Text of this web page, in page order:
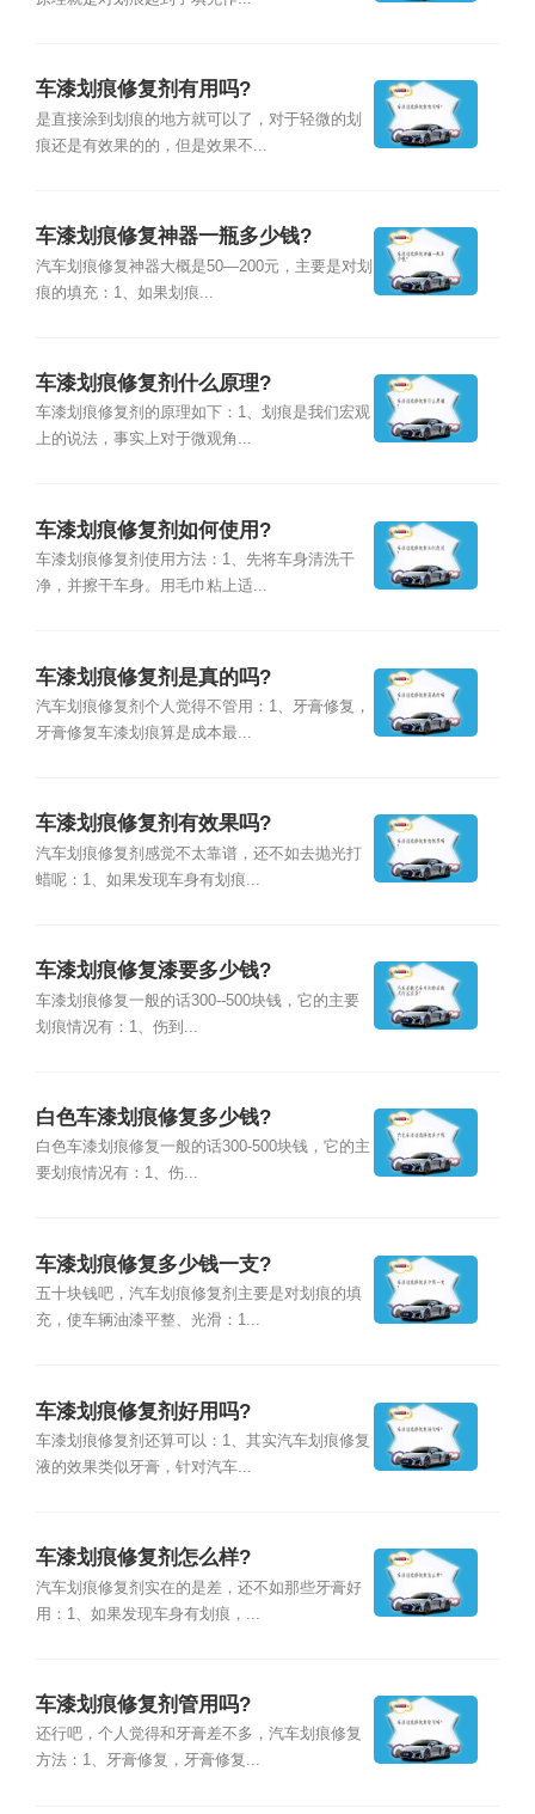
车漆划痕修复剂有用吗?
是直接涂到划痕的地方就可以了，对于轻微的划
痕还是有效果的的，但是效果不...
车漆划痕修复神器一瓶多少钱?
汽车划痕修复神器大概是50—200元，主要是对划
痕的填充：1、如果划痕...
车漆划痕修复剂什么原理?
车漆划痕修复剂的原理如下：1、划痕是我们宏观
上的说法，事实上对于微观角...
车漆划痕修复剂如何使用?
车漆划痕修复剂使用方法：1、先将车身清洗干
净，并擦干车身。用毛巾粘上适...
车漆划痕修复剂是真的吗?
汽车划痕修复剂个人觉得不管用：1、牙膏修复，
牙膏修复车漆划痕算是成本最...
车漆划痕修复剂有效果吗?
汽车划痕修复剂感觉不太靠谱，还不如去抛光打
蜡呢：1、如果发现车身有划痕...
车漆划痕修复漆要多少钱?
车漆划痕修复一般的话300--500块钱，它的主要
划痕情况有：1、伤到...
白色车漆划痕修复多少钱?
白色车漆划痕修复一般的话300-500块钱，它的主
要划痕情况有：1、伤...
车漆划痕修复多少钱一支?
五十块钱吧，汽车划痕修复剂主要是对划痕的填
充，使车辆油漆平整、光滑：1...
车漆划痕修复剂好用吗?
车漆划痕修复剂还算可以：1、其实汽车划痕修复
液的效果类似牙膏，针对汽车...
车漆划痕修复剂怎么样?
汽车划痕修复剂实在的是差，还不如那些牙膏好
用：1、如果发现车身有划痕，...
车漆划痕修复剂管用吗?
还行吧，个人觉得和牙膏差不多，汽车划痕修复
方法：1、牙膏修复，牙膏修复...